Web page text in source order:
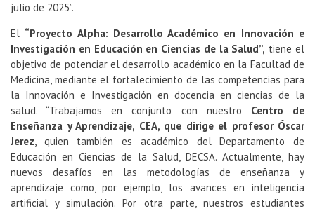
julio de 2025”.
El “Proyecto Alpha: Desarrollo Académico en Innovación e
Investigación en Educación en Ciencias de la Salud”, tiene el
objetivo de potenciar el desarrollo académico en la Facultad de
Medicina, mediante el fortalecimiento de las competencias para
la Innovación e Investigación en docencia en ciencias de la
salud. “Trabajamos en conjunto con nuestro Centro de
Enseñanza y Aprendizaje, CEA, que dirige el profesor Óscar
Jerez, quien también es académico del Departamento de
Educación en Ciencias de la Salud, DECSA. Actualmente, hay
nuevos desafíos en las metodologías de enseñanza y
aprendizaje como, por ejemplo, los avances en inteligencia
artificial y simulación. Por otra parte, nuestros estudiantes